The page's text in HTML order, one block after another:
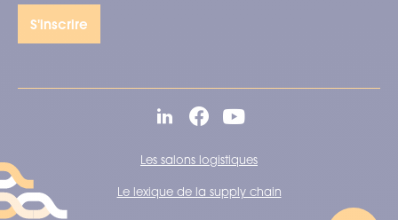
Les salons logistiques
Le lexique de la supply chain